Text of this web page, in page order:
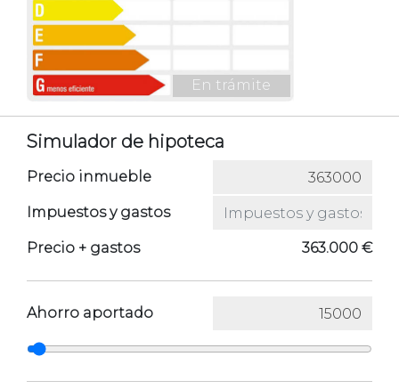
En trámite
Simulador de hipoteca
Precio inmueble
Impuestos y gastos
Precio + gastos 363.000 €
Ahorro aportado